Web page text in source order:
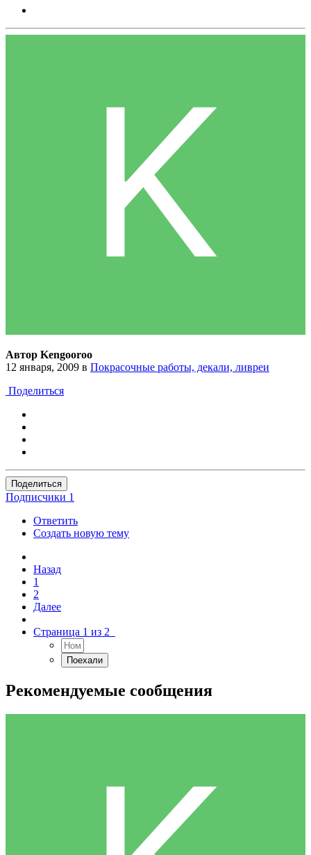
Автор Kengooroo
12 января, 2009 в Покрасочные работы, декали, ливреи
Поделиться
Поделиться
Подписчики 1
Ответить
Создать новую тему
Назад
1
2
Далее
Страница 1 из 2
Рекомендуемые сообщения